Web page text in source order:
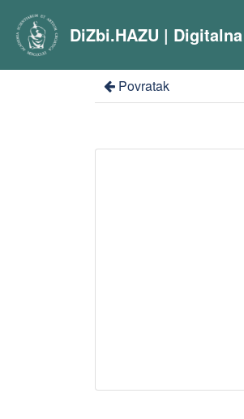
DiZbi.HAZU |
Povratak